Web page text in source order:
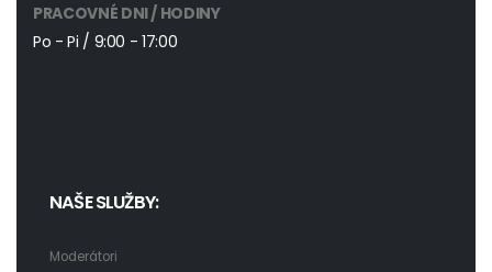
PRACOVNÉ DNI / HODINY
Po - Pi / 9:00 - 17:00
NAŠE SLUŽBY:
Moderátori